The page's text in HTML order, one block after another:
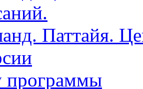
Паттайя.